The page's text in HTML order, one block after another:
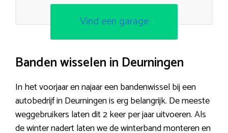
Vind een garage
Banden wisselen in Deurningen
In het voorjaar en najaar een bandenwissel bij een
autobedrijf in Deurningen is erg belangrijk. De meeste
weggebruikers laten dit 2 keer per jaar uitvoeren. Als
de winter nadert laten we de winterband monteren en